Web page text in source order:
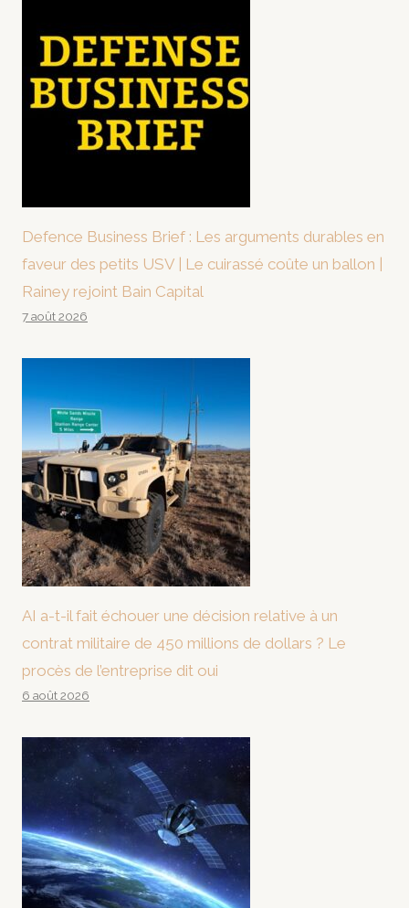
Defence Business Brief : Les arguments durables en
faveur des petits USV | Le cuirassé coûte un ballon |
Rainey rejoint Bain Capital
7 août 2026
AI a-t-il fait échouer une décision relative à un
contrat militaire de 450 millions de dollars ? Le
procès de l’entreprise dit oui
6 août 2026